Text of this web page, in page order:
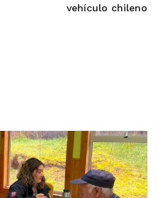
vehículo chileno